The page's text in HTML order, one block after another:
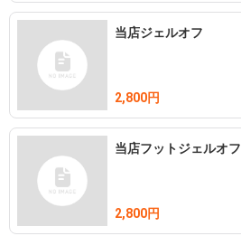
当店ジェルオフ
2,800円
当店フットジェルオフ
2,800円